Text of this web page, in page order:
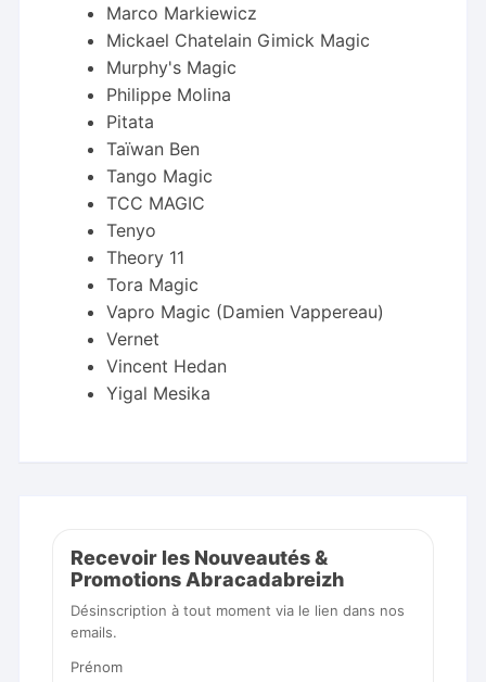
Marco Markiewicz
Mickael Chatelain Gimick Magic
Murphy's Magic
Philippe Molina
Pitata
Taïwan Ben
Tango Magic
TCC MAGIC
Tenyo
Theory 11
Tora Magic
Vapro Magic (Damien Vappereau)
Vernet
Vincent Hedan
Yigal Mesika
Recevoir les Nouveautés &
Promotions Abracadabreizh
Désinscription à tout moment via le lien dans nos
emails.
Prénom